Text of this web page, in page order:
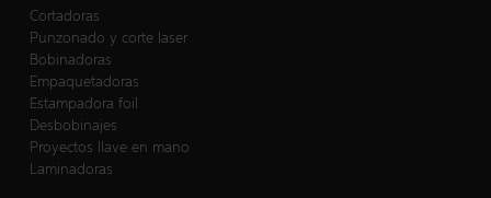
Cortadoras
Punzonado y corte laser
Bobinadoras
Empaquetadoras
Estampadora foil
Desbobinajes
Proyectos llave en mano
Laminadoras